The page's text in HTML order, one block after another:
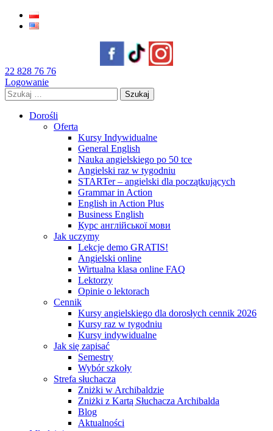
22 828 76 76
Logowanie
Szukaj:
Dorośli
Oferta
Kursy Indywidualne
General English
Nauka angielskiego po 50 tce
Angielski raz w tygodniu
STARTer – angielski dla początkujących
Grammar in Action
English in Action Plus
Business English
Курс англійської мови
Jak uczymy
Lekcje demo GRATIS!
Angielski online
Wirtualna klasa online FAQ
Lektorzy
Opinie o lektorach
Cennik
Kursy angielskiego dla dorosłych cennik 2026
Kursy raz w tygodniu
Kursy indywidualne
Jak się zapisać
Semestry
Wybór szkoły
Strefa słuchacza
Zniżki w Archibaldzie
Zniżki z Kartą Słuchacza Archibalda
Blog
Aktualności